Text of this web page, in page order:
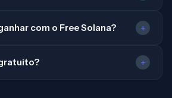
com o Free Solana? +
+